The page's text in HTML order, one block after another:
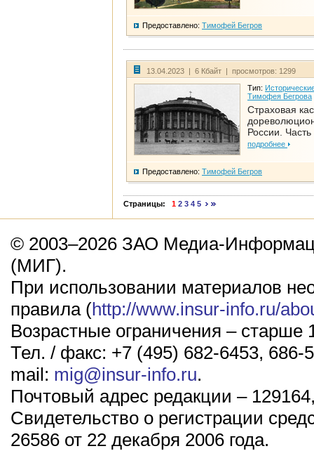
Предоставлено: Тимофей Бегров
13.04.2023 | 6 Кбайт | просмотров: 1299
Тип:
Тимофея Бегрова
Страховая
России. Часть
подробнее
Предоставлено: Тимофей Бегров
Страницы: 1 2 3 4 5
© 2003–2026 ЗАО Медиа-
(МИГ).
При использовании материалов
правила (http://www.insur-info.ru/
Возрастные ограничения – старше
Тел. / факс: +7 (495) 682-6453, 686-
mail: mig@insur-info.ru.
Почтовый адрес редакции –
Свидетельство о регистрации
26586 от 22 декабря 2006 года.